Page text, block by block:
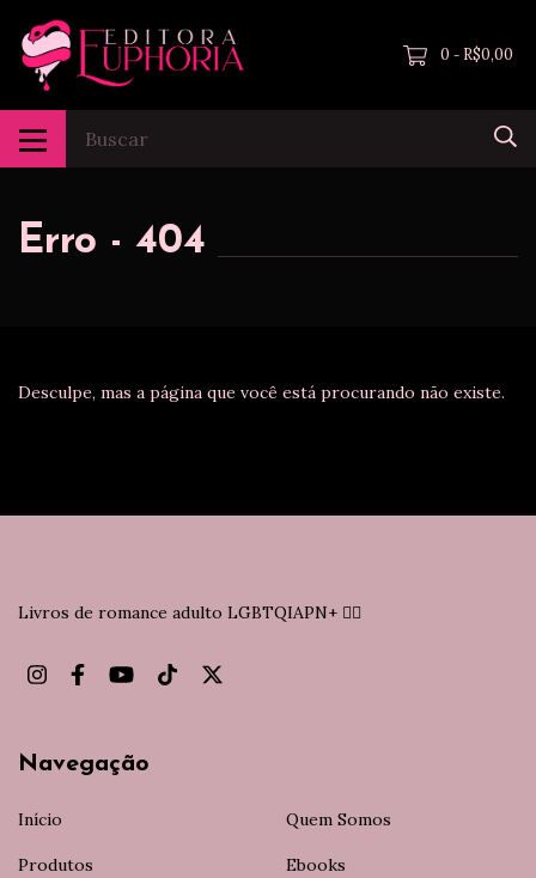
0 - R$0,00
Erro - 404
Desculpe, mas a página que você está procurando não existe.
Livros de romance adulto LGBTQIAPN+ 🏳️‍🌈
Navegação
Início Quem Somos
Produtos Ebooks